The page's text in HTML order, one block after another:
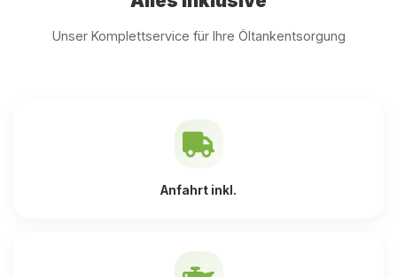
Unser Komplettservice für Ihre Öltankentsorgung
Anfahrt inkl.